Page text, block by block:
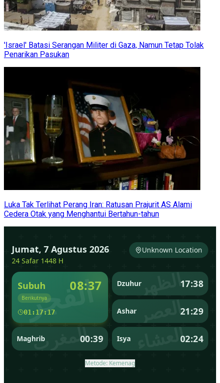
'Israel' Batasi Serangan Militer di Gaza, Namun Tetap Tolak
Penarikan Pasukan
Luka Tak Terlihat Perang Iran: Ratusan Prajurit AS Alami
Cedera Otak yang Menghantui Bertahun-tahun